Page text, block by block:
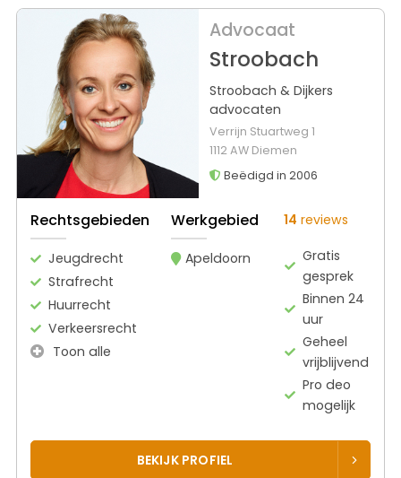
Advocaat
Stroobach
Stroobach & Dijkers
advocaten
Verrijn Stuartweg 1
1112 AW Diemen
Beëdigd in 2006
Rechtsgebieden
Jeugdrecht
Strafrecht
Huurrecht
Verkeersrecht
Toon alle
Werkgebied
Apeldoorn
14 reviews
Gratis
gesprek
Binnen 24
uur
Geheel
vrijblijvend
Pro deo
mogelijk
BEKIJK PROFIEL